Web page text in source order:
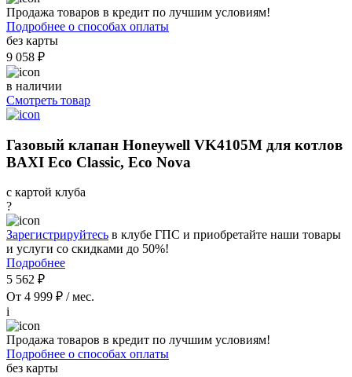
Продажа товаров в кредит по лучшим условиям!
Подробнее о способах оплаты
без карты
9 058 ₽
в наличии
Смотреть товар
Газовый клапан Honeywell VK4105M для котлов
BAXI Eco Classic, Eco Nova
с картой клуба
?
Зарегистрируйтесь в клубе ГПС и приобретайте наши товары
и услуги со скидками до 50%!
Подробнее
5 562 ₽
От 4 999 ₽ / мес.
i
Продажа товаров в кредит по лучшим условиям!
Подробнее о способах оплаты
без карты